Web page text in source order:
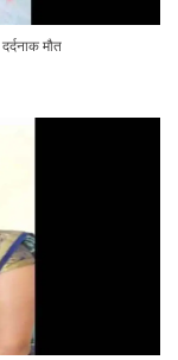
मौत